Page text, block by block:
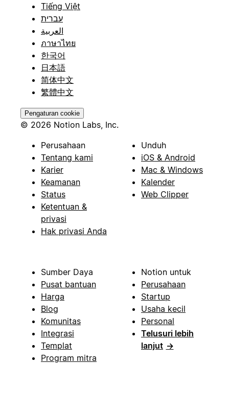
Tiếng Việt
עברית
العربية
ภาษาไทย
한국어
日本語
简体中文
繁體中文
Pengaturan cookie
© 2026 Notion Labs, Inc.
Perusahaan
Tentang kami
Karier
Keamanan
Status
Ketentuan &
privasi
Hak privasi Anda
Unduh
iOS & Android
Mac & Windows
Kalender
Web Clipper
Sumber Daya
Pusat bantuan
Harga
Blog
Komunitas
Integrasi
Templat
Program mitra
Notion untuk
Perusahaan
Startup
Usaha kecil
Personal
Telusuri lebih
lanjut →